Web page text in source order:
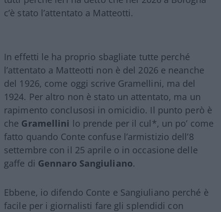
c’è stato l’attentato a Matteotti.
In effetti le ha proprio sbagliate tutte perché
l’attentato a Matteotti non è del 2026 e neanche
del 1926, come oggi scrive Gramellini, ma del
1924. Per altro non è stato un attentato, ma un
rapimento conclusosi in omicidio. Il punto però è
che Gramellini lo prende per il cul*, un po’ come
fatto quando Conte confuse l’armistizio dell’8
settembre con il 25 aprile o in occasione delle
gaffe di Gennaro Sangiuliano.
Ebbene, io difendo Conte e Sangiuliano perché è
facile per i giornalisti fare gli splendidi con